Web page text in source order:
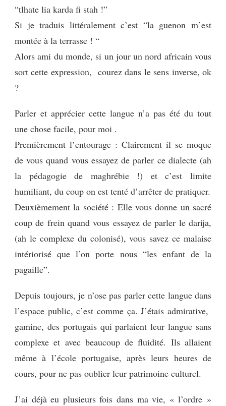
“tlhate lia karda fi stah !”
Si je traduis littéralement c’est “la guenon m’est
montée à la terrasse ! “
Alors ami du monde, si un jour un nord africain vous
sort cette expression, courez dans le sens inverse, ok
?
Parler et apprécier cette langue n’a pas été du tout
une chose facile, pour moi .
Premièrement l’entourage : Clairement il se moque
de vous quand vous essayez de parler ce dialecte (ah
la pédagogie de maghrébie !) et c’est limite
humiliant, du coup on est tenté d’arrêter de pratiquer.
Deuxièmement la société : Elle vous donne un sacré
coup de frein quand vous essayez de parler le darija,
(ah le complexe du colonisé), vous savez ce malaise
intériorisé que l’on porte nous “les enfant de la
pagaille”.
Depuis toujours, je n’ose pas parler cette langue dans
l’espace public, c’est comme ça. J’étais admirative,
gamine, des portugais qui parlaient leur langue sans
complexe et avec beaucoup de fluidité. Ils allaient
même à l’école portugaise, après leurs heures de
cours, pour ne pas oublier leur patrimoine culturel.
J’ai déjà eu plusieurs fois dans ma vie, « l’ordre »